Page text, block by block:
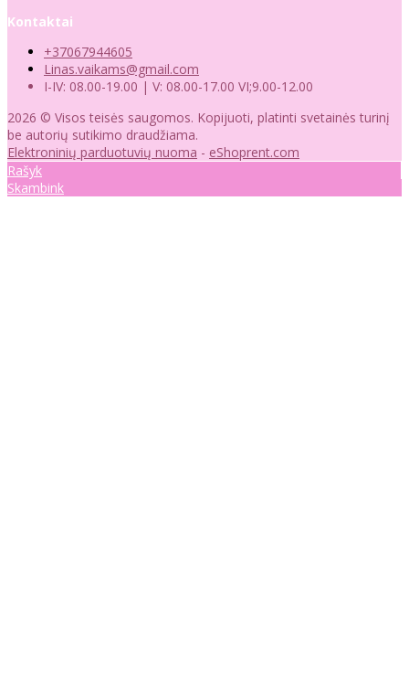
Kontaktai
+37067944605
Linas.vaikams@gmail.com
I-IV: 08.00-19.00 | V: 08.00-17.00 VI;9.00-12.00
2026 © Visos teisės saugomos. Kopijuoti, platinti svetainės turinį
be autorių sutikimo draudžiama.
Elektroninių parduotuvių nuoma - eShoprent.com
Rašyk
Skambink